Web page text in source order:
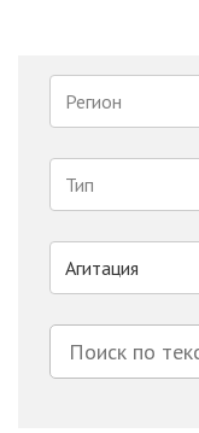
Регион
Тип
Агитация